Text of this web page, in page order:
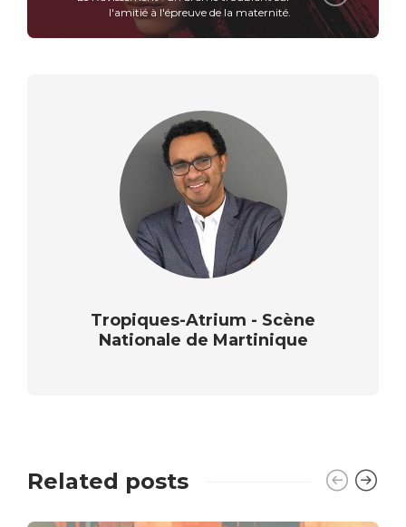
l'amitié à l'épreuve de la maternité.
Tropiques-Atrium - Scène
Nationale de Martinique
Related posts